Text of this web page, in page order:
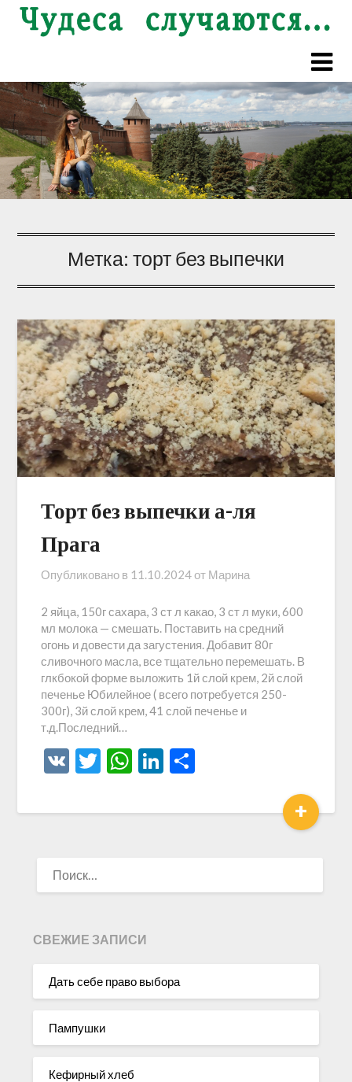
Перейти
Метка: торт без выпечки
Торт без выпечки а-ля
Прага
Опубликовано в 11.10.2024от Марина
2 яйца, 150г сахара, 3 ст л какао, 3 ст л муки, 600
мл молока — смешать. Поставить на средний
огонь и довести да загустения. Добавит 80г
сливочного масла, все тщательно перемешать. В
глкбокой форме выложить 1й слой крем, 2й слой
печенье Юбилейное ( всего потребуется 250-
300г), 3й слой крем, 41 слой печенье и
т.д.Последний…
VK Twitter
WhatsApp
LinkedIn
+
СВЕЖИЕ ЗАПИСИ
Дать себе право выбора
Пампушки
Кефирный хлеб